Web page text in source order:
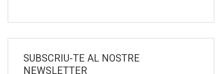
SUBSCRIU-TE AL NOSTRE
NEWSLETTER